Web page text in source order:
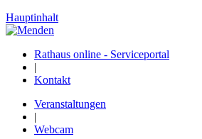
Hauptinhalt
Rathaus online - Serviceportal
|
Kontakt
Veranstaltungen
|
Webcam